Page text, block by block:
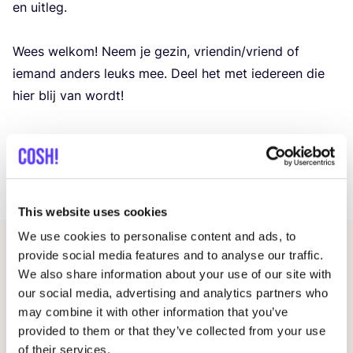
This website uses cookies
We use cookies to personalise content and ads, to
provide social media features and to analyse our traffic.
We also share information about your use of our site with
our social media, advertising and analytics partners who
may combine it with other information that you’ve
provided to them or that they’ve collected from your use
of their services.
en uit­leg.
Wees wel­kom! Neem je gezin, vriendin/​vriend of
iemand anders leuks mee. Deel het met ieder­een die
hier blij van wordt!
Inschrij­ven kan in de winkel.
Gerelateerde evenementen